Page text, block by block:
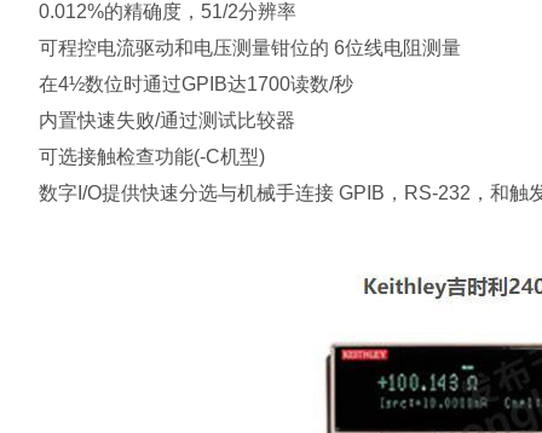
0.012%的精确度，51/2分辨率
可程控电流驱动和电压测量钳位的 6位线电阻测量
在4½数位时通过GPIB达1700读数/秒
内置快速失败/通过测试比较器
可选接触检查功能(-C机型)
数字I/O提供快速分选与机械手连接 GPIB，RS-232，和触